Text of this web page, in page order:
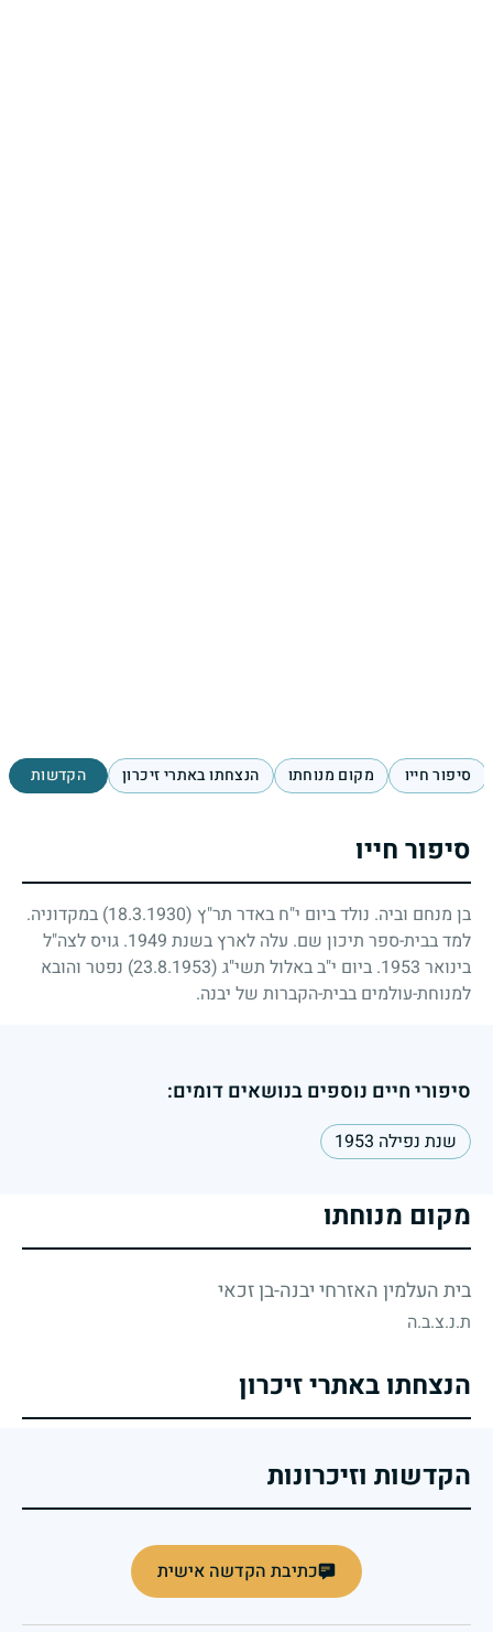
סיפור חייו מקום מנוחתו הנצחתו באתרי זיכרון הקדשות
סיפור חייו
בן מנחם וביה. נולד ביום י"ח באדר תר"ץ (18.3.1930)
במקדוניה.
למד בבית-ספר תיכון שם. עלה לארץ בשנת 1949. גויס לצה"ל
בינואר 1953. ביום י"ב באלול תשי"ג (23.8.1953)
נפטר והובא
למנוחת-עולמים בבית-הקברות של יבנה.
סיפורי חיים נוספים בנושאים דומים:
שנת נפילה 1953
מקום מנוחתו
בית העלמין האזרחי יבנה-בן זכאי
ת.נ.צ.ב.ה
הנצחתו באתרי זיכרון
הקדשות וזיכרונות
כתיבת הקדשה אישית